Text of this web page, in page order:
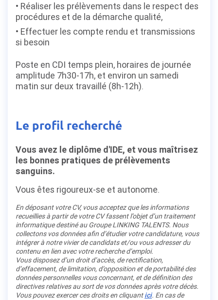
Réaliser les prélèvements dans le respect des
procédures et de la démarche qualité,
Effectuer les compte rendu et transmissions
si besoin
Poste en CDI temps plein, horaires de journée
amplitude 7h30-17h, et environ un samedi
matin sur deux travaillé (8h-12h).
Le profil recherché
Vous avez le diplôme d'IDE, et vous maîtrisez
les bonnes pratiques de prélèvements
sanguins.
Vous êtes rigoureux-se et autonome.
En déposant votre CV, vous acceptez que les informations
recueillies à partir de votre CV fassent l’objet d’un traitement
informatique destiné au Groupe LINKING TALENTS. Nous
collectons vos données afin d’étudier votre candidature, vous
intégrer à notre vivier de candidats et/ou vous adresser du
contenu en lien avec votre recherche d’emploi.
Vous disposez d’un droit d’accès, de rectification,
d’effacement, de limitation, d’opposition et de portabilité des
données personnelles vous concernant, et de définition des
directives relatives au sort de vos données après votre décès.
Vous pouvez exercer ces droits en cliquantici. En cas de